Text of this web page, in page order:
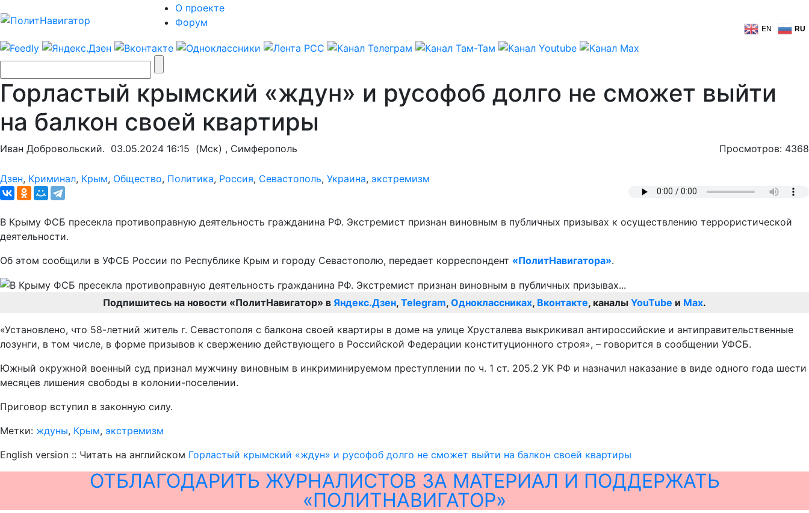
О проекте
Форум
EN RU
Горластый крымский «ждун» и русофоб долго не сможет выйти
на балкон своей квартиры
Иван Добровольский. 03.05.2024 16:15 (Мск) , Симферополь Просмотров: 4368
Дзен, Криминал, Крым, Общество, Политика, Россия, Севастополь, Украина, экстремизм
В Крыму ФСБ пресекла противоправную деятельность гражданина РФ. Экстремист признан виновным в публичных призывах к осуществлению террористической
деятельности.
Об этом сообщили в УФСБ России по Республике Крым и городу Севастополю, передает корреспондент «ПолитНавигатора».
Подпишитесь на новости «ПолитНавигатор» в Яндекс.Дзен, Telegram, Одноклассниках, Вконтакте, каналы YouTube и Max.
«Установлено, что 58-летний житель г. Севастополя с балкона своей квартиры в доме на улице Хрусталева выкрикивал антироссийские и антиправительственные
лозунги, в том числе, в форме призывов к свержению действующего в Российской Федерации конституционного строя», – говорится в сообщении УФСБ.
Южный окружной военный суд признал мужчину виновным в инкриминируемом преступлении по ч. 1 ст. 205.2 УК РФ и назначил наказание в виде одного года шести
месяцев лишения свободы в колонии-поселении.
Приговор вступил в законную силу.
Метки: ждуны, Крым, экстремизм
English version :: Читать на английском Горластый крымский «ждун» и русофоб долго не сможет выйти на балкон своей квартиры
ОТБЛАГОДАРИТЬ ЖУРНАЛИСТОВ ЗА МАТЕРИАЛ И ПОДДЕРЖАТЬ
«ПОЛИТНАВИГАТОР»